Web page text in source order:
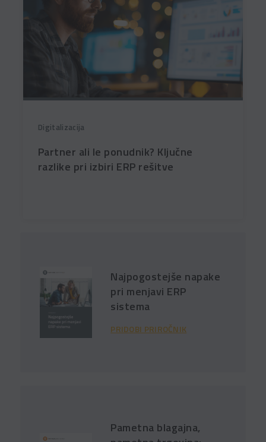
Digitalizacija
Partner ali le ponudnik? Ključne
razlike pri izbiri ERP rešitve
Najpogostejše napake
pri menjavi ERP
sistema
PRIDOBI PRIROČNIK
Pametna blagajna,